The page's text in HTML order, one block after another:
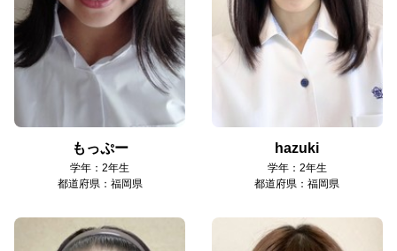
もっぷー
学年：2年生
都道府県：福岡県
hazuki
学年：2年生
都道府県：福岡県